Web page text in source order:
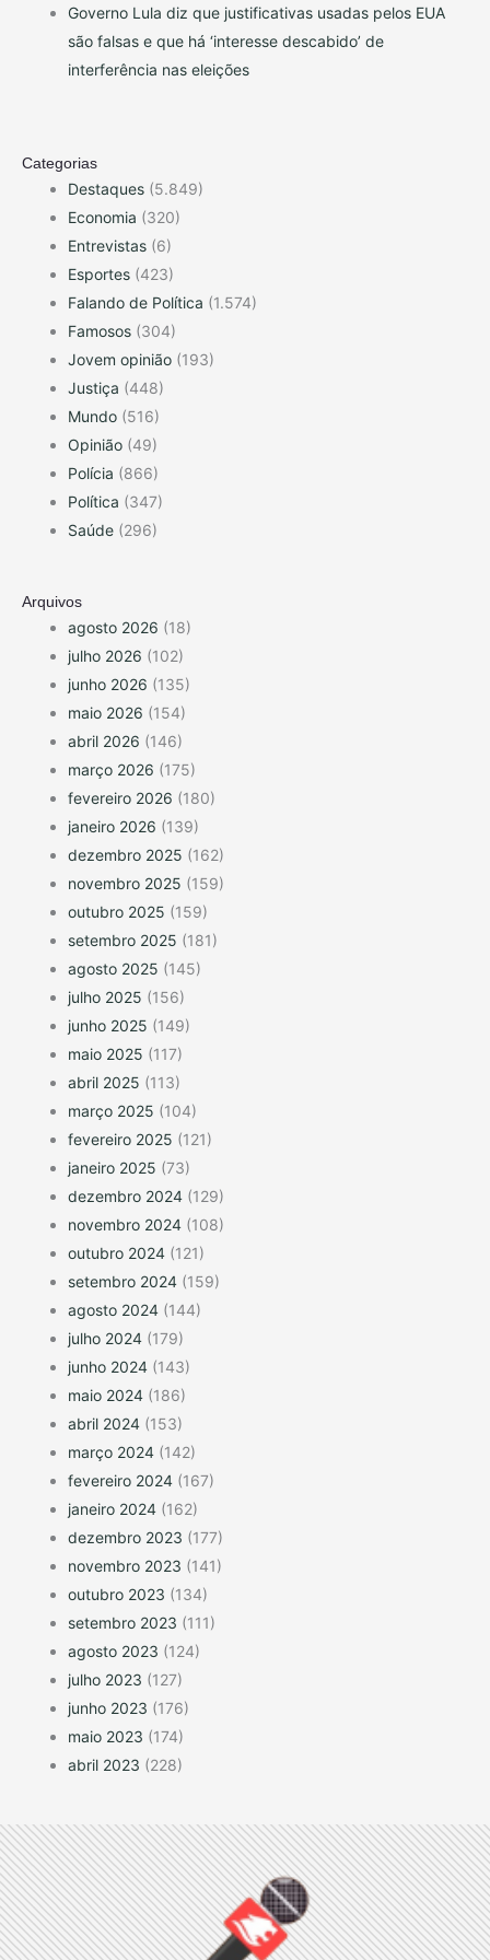
Governo Lula diz que justificativas usadas pelos EUA
são falsas e que há ‘interesse descabido’ de
interferência nas eleições
Categorias
Destaques (5.849)
Economia (320)
Entrevistas (6)
Esportes (423)
Falando de Política (1.574)
Famosos (304)
Jovem opinião (193)
Justiça (448)
Mundo (516)
Opinião (49)
Polícia (866)
Política (347)
Saúde (296)
Arquivos
agosto 2026 (18)
julho 2026 (102)
junho 2026 (135)
maio 2026 (154)
abril 2026 (146)
março 2026 (175)
fevereiro 2026 (180)
janeiro 2026 (139)
dezembro 2025 (162)
novembro 2025 (159)
outubro 2025 (159)
setembro 2025 (181)
agosto 2025 (145)
julho 2025 (156)
junho 2025 (149)
maio 2025 (117)
abril 2025 (113)
março 2025 (104)
fevereiro 2025 (121)
janeiro 2025 (73)
dezembro 2024 (129)
novembro 2024 (108)
outubro 2024 (121)
setembro 2024 (159)
agosto 2024 (144)
julho 2024 (179)
junho 2024 (143)
maio 2024 (186)
abril 2024 (153)
março 2024 (142)
fevereiro 2024 (167)
janeiro 2024 (162)
dezembro 2023 (177)
novembro 2023 (141)
outubro 2023 (134)
setembro 2023 (111)
agosto 2023 (124)
julho 2023 (127)
junho 2023 (176)
maio 2023 (174)
abril 2023 (228)